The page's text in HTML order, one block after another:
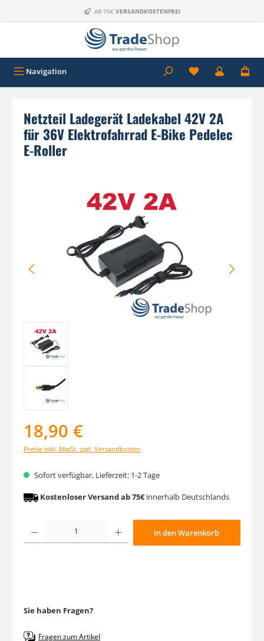
Zum Hauptinhalt springenAB 75€ VERSANDKOSTENFREI
Navigation
Netzteil Ladegerät Ladekabel 42V 2A
für 36V Elektrofahrrad E-Bike Pedelec
E-Roller
Bildergalerie überspringen
18,90 €
Preise inkl. MwSt. zzgl. Versandkosten
Sofort verfügbar, Lieferzeit: 1-2 Tage
Kostenloser Versand ab 75€innerhalb Deutschlands
Produkt Anzahl: Gib den gewünschten Wert ein oder benutze die
In den Warenkorb
Sie haben Fragen?
Fragen zum Artikel